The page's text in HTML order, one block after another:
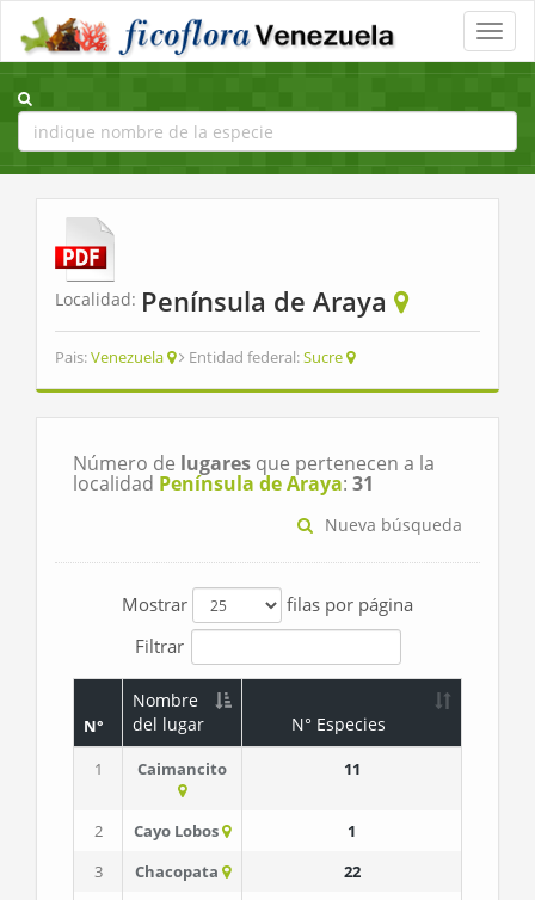
Toggle
Localidad: Península de Araya
Pais:Venezuela Entidad federal:Sucre
Número de lugares que pertenecen a la
localidad Península de Araya: 31
Nueva búsqueda
Mostrar
filas por página
Filtrar
N°
Nombre
del lugar
N° Especies
1 Caimancito 11
2 Cayo Lobos
1
3
Chacopata
22